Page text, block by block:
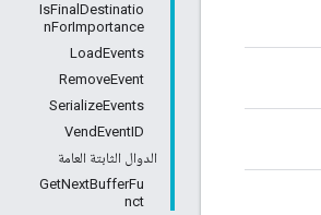
IsFinalDestinatio
nForImportance
LoadEvents
RemoveEvent
SerializeEvents
VendEventID
الدوال الثابتة العامة
GetNextBufferFu
nct